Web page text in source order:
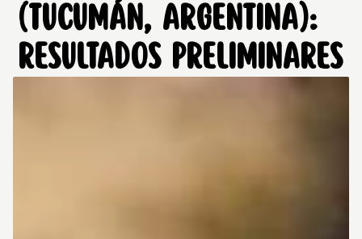
(TUCUMÁN, ARGENTINA):
RESULTADOS PRELIMINARES